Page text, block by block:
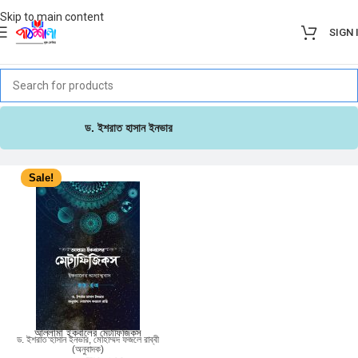
Skip to main content
SIGN
ড. ইশরাত হাসান ইনভার
Sale!
আল্লামা ইকবালের মেটাফিজিকস
ড. ইশরাত হাসান ইনভার,মোহাম্মদ ফজলে রাব্বী
(অনুবাদক)